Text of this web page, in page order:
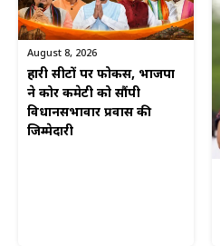
August 8, 2026
हारी सीटों पर फोकस, भाजपा
ने कोर कमेटी को सौंपी
विधानसभावार प्रवास की
जिम्मेदारी